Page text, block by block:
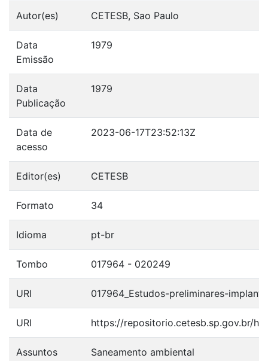
Autor(es) CETESB, Sao Paulo
Data
Emissão
1979
Data
Publicação
1979
Data de
acesso
2023-06-17T23:52:13Z
Editor(es) CETESB
Formato 34
Idioma pt-br
Tombo 017964 - 020249
URI 017964_Estudos-preliminares-
URI https://repositorio.cetesb.sp.gov.br/
Assuntos Saneamento ambiental